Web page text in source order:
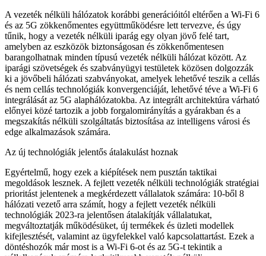
A vezeték nélküli hálózatok korábbi generációitól eltérően a Wi-Fi 6
és az 5G zökkenőmentes együttműködésre lett tervezve, és úgy
tűnik, hogy a vezeték nélküli iparág egy olyan jövő felé tart,
amelyben az eszközök biztonságosan és zökkenőmentesen
barangolhatnak minden típusú vezeték nélküli hálózat között. Az
iparági szövetségek és szabványügyi testületek közösen dolgozzák
ki a jövőbeli hálózati szabványokat, amelyek lehetővé teszik a cellás
és nem cellás technológiák konvergenciáját, lehetővé téve a Wi-Fi 6
integrálását az 5G alaphálózatokba. Az integrált architektúra várható
előnyei közé tartozik a jobb forgalomirányítás a gyárakban és a
megszakítás nélküli szolgáltatás biztosítása az intelligens városi és
edge alkalmazások számára.
Az új technológiák jelentős átalakulást hoznak
Egyértelmű, hogy ezek a kiépítések nem pusztán taktikai
megoldások lesznek. A fejlett vezeték nélküli technológiák stratégiai
prioritást jelentenek a megkérdezett vállalatok számára: 10-ből 8
hálózati vezető arra számít, hogy a fejlett vezeték nélküli
technológiák 2023-ra jelentősen átalakítják vállalatukat,
megváltoztatják működésüket, új termékek és üzleti modellek
kifejlesztését, valamint az ügyfelekkel való kapcsolattartást. Ezek a
döntéshozók már most is a Wi-Fi 6-ot és az 5G-t tekintik a